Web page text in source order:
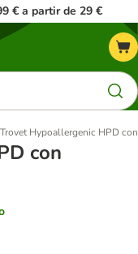
€ a partir de 29 €
Trovet Hypoallergenic HPD
con